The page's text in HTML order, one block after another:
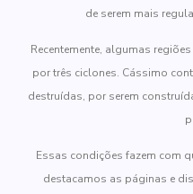
de serem mais
Recentemente, algumas
por três ciclones. Cássimo
destruídas, por serem
Essas condições fazem com
destacamos as páginas e